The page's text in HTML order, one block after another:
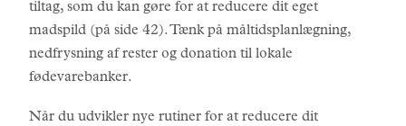
tiltag, som du kan gøre for at reducere dit eget
madspild (på side 42). Tænk på måltidsplanlægning,
nedfrysning af rester og donation til lokale
fødevarebanker.
Når du udvikler nye rutiner for at reducere dit